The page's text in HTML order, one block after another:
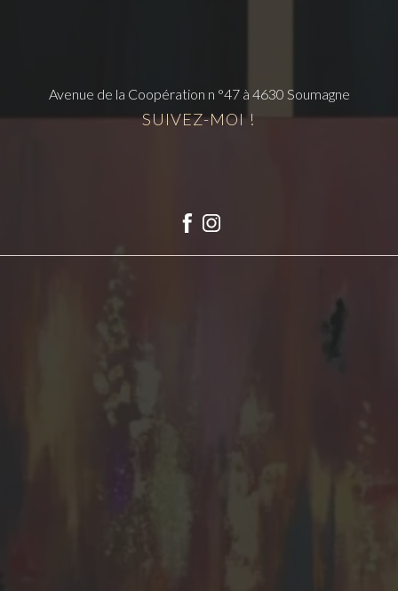
Avenue de la Coopération n °47 à 4630 Soumagne
SUIVEZ-MOI !